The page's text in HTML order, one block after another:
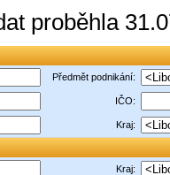
proběhla
Předmět podnikání:
IČO:
Kraj:
Kraj: